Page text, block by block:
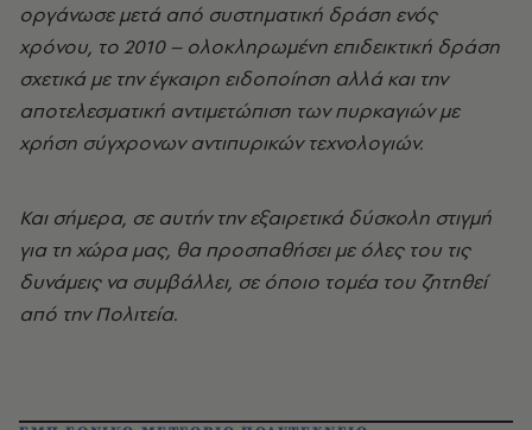
οργάνωσε μετά από συστηματική δράση ενός
χρόνου, το 2010 – ολοκληρωμένη επιδεικτική δράση
σχετικά με την έγκαιρη ειδοποίηση αλλά και την
αποτελεσματική αντιμετώπιση των πυρκαγιών με
χρήση σύγχρονων αντιπυρικών τεχνολογιών.
Και σήμερα, σε αυτήν την εξαιρετικά δύσκολη στιγμή
για τη χώρα μας, θα προσπαθήσει με όλες του τις
δυνάμεις να συμβάλλει, σε όποιο τομέα του ζητηθεί
από την Πολιτεία.